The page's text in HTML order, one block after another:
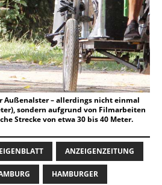
Außenalster – allerdings nicht einmal
sondern aufgrund von Filmarbeiten
Strecke von etwa 30 bis 40 Meter.
ANZEIGENZEITUNG
HAMBURGER